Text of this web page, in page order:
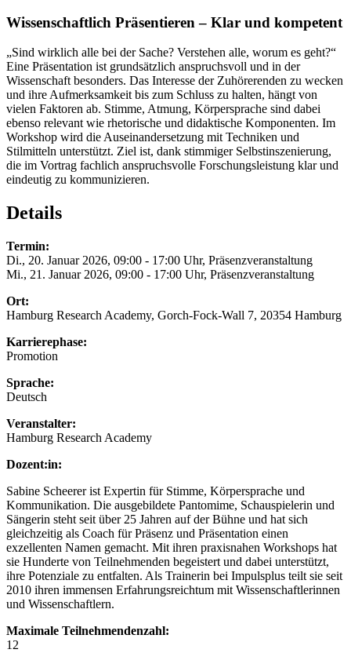
Wissenschaftlich Präsentieren – Klar und kompetent
„Sind wirklich alle bei der Sache? Verstehen alle, worum es geht?“
Eine Präsentation ist grundsätzlich anspruchsvoll und in der
Wissenschaft besonders. Das Interesse der Zuhörerenden zu wecken
und ihre Aufmerksamkeit bis zum Schluss zu halten, hängt von
vielen Faktoren ab. Stimme, Atmung, Körpersprache sind dabei
ebenso relevant wie rhetorische und didaktische Komponenten. Im
Workshop wird die Auseinandersetzung mit Techniken und
Stilmitteln unterstützt. Ziel ist, dank stimmiger Selbstinszenierung,
die im Vortrag fachlich anspruchsvolle Forschungsleistung klar und
eindeutig zu kommunizieren.
Details
Termin:
Di., 20. Januar 2026, 09:00 - 17:00 Uhr, Präsenzveranstaltung
Mi., 21. Januar 2026, 09:00 - 17:00 Uhr, Präsenzveranstaltung
Ort:
Hamburg Research Academy, Gorch-Fock-Wall 7, 20354 Hamburg
Karrierephase:
Promotion
Sprache:
Deutsch
Veranstalter:
Hamburg Research Academy
Dozent:in:
Sabine Scheerer ist Expertin für Stimme, Körpersprache und
Kommunikation. Die ausgebildete Pantomime, Schauspielerin und
Sängerin steht seit über 25 Jahren auf der Bühne und hat sich
gleichzeitig als Coach für Präsenz und Präsentation einen
exzellenten Namen gemacht. Mit ihren praxisnahen Workshops hat
sie Hunderte von Teilnehmenden begeistert und dabei unterstützt,
ihre Potenziale zu entfalten. Als Trainerin bei Impulsplus teilt sie seit
2010 ihren immensen Erfahrungsreichtum mit Wissenschaftlerinnen
und Wissenschaftlern.
Maximale Teilnehmendenzahl:
12